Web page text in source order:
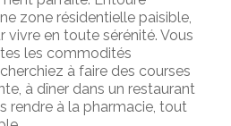
zone résidentielle paisible,
vivre en toute sérénité. Vous
les commodités
à faire des courses
à dîner dans un restaurant
rendre à la pharmacie, tout